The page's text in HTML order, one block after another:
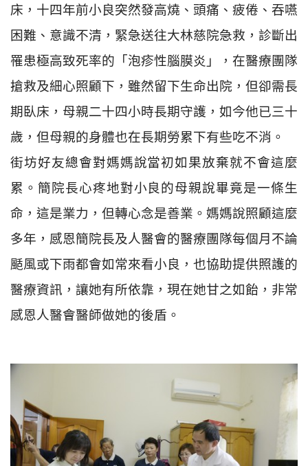
床，十四年前小良突然發高燒、頭痛、疲倦、吞嚥
困難、意識不清，緊急送往大林慈院急救，診斷出
罹患極高致死率的「泡疹性腦膜炎」，在醫療團隊
搶救及細心照顧下，雖然留下生命出院，但卻需長
期臥床，母親二十四小時長期守護，如今他已三十
歲，但母親的身體也在長期勞累下有些吃不消。
街坊好友總會對媽媽說當初如果放棄就不會這麼
累。簡院長心疼地對小良的母親說畢竟是一條生
命，這是業力，但轉心念是善業。媽媽說照顧這麼
多年，感恩簡院長及人醫會的醫療團隊每個月不論
颳風或下雨都會如常來看小良，也協助提供照護的
醫療資訊，讓她有所依靠，現在她甘之如飴，非常
感恩人醫會醫師做她的後盾。